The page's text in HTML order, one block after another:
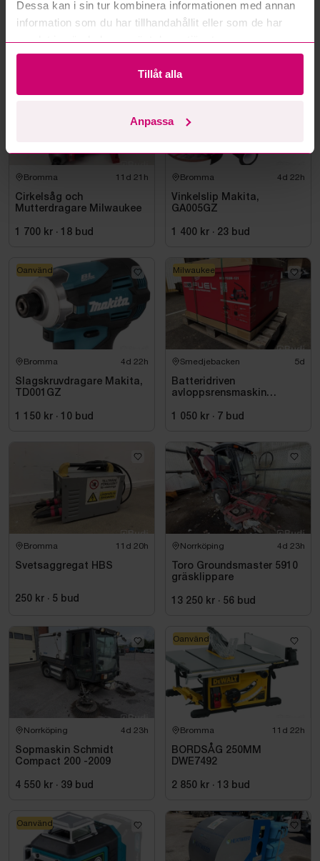
Dessa kan i sin tur kombinera informationen med annan
information som du har tillhandahållit eller som de har
samlat in när du har använt deras tjänster.
Tillåt alla
Anpassa
Mer från samma kategori
Bromma 11d 21h
Cirkelsåg och
Mutterdragare Milwaukee
1 700 kr · 18 bud
Bromma 4d 22h
Vinkelslip Makita,
GA005GZ
1 400 kr · 23 bud
Bromma 4d 22h
Slagskruvdragare Makita,
TD001GZ
1 150 kr · 10 bud
Oanvänd
Smedjebacken 5d
Batteridriven
avloppsrensmaskin
FSSM-121 | Oanvänd
1 050 kr · 7 bud
Milwaukee
Bromma 11d 20h
Svetsaggregat HBS
250 kr · 5 bud
Norrköping 4d 23h
Toro Groundsmaster 5910
gräsklippare
13 250 kr · 56 bud
Norrköping 4d 23h
Sopmaskin Schmidt
Compact 200 -2009
4 550 kr · 39 bud
Bromma 11d 22h
BORDSÅG 250MM
DWE7492
2 850 kr · 13 bud
Oanvänd
Oanvänd